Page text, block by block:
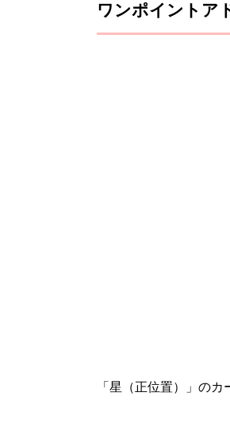
ワンポイントア
「星（正位置）」のカ